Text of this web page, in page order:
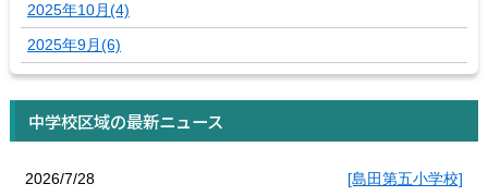
2025年10月(4)
2025年9月(6)
中学校区域の最新ニュース
2026/7/28
[島田第五小学校]